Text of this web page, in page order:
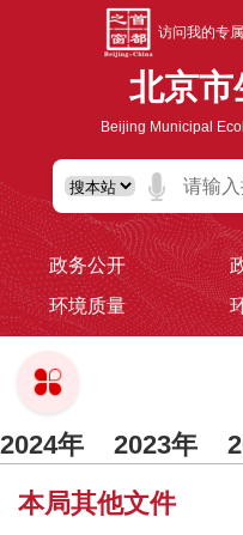
访问我的专
北京市
Beijing Municipal
政务公开
环境质量
2024年 2023年
2020年 2019年
2016年
2015年之前
本局其他文件